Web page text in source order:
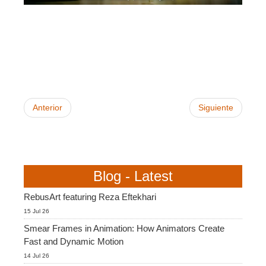
Anterior Siguiente
Blog - Latest
RebusArt featuring Reza Eftekhari
15 Jul 26
Smear Frames in Animation: How Animators Create
Fast and Dynamic Motion
14 Jul 26